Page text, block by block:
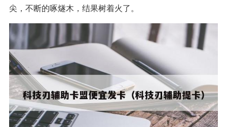
尖，不断的啄燧木，结果树着火了。